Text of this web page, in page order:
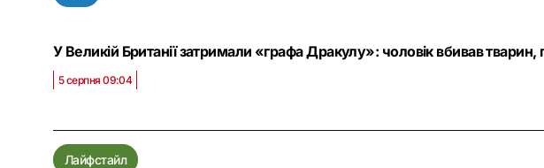
У Великій Британії затримали «графа Дракулу»: чоловік вбивав
5 серпня 09:04
Лайфстайл